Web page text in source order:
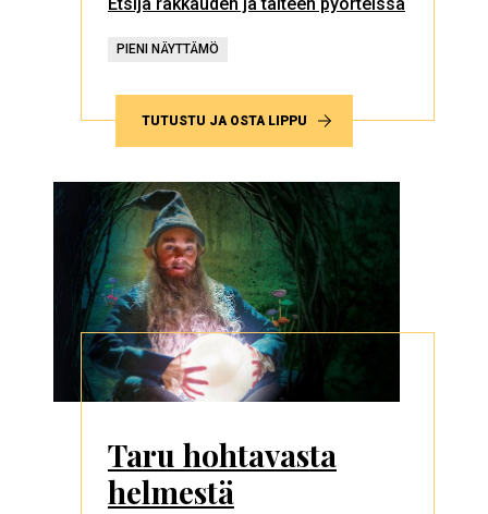
PIENI NÄYTTÄMÖ
TUTUSTU JA OSTA LIPPU
Taru hohtavasta
helmestä